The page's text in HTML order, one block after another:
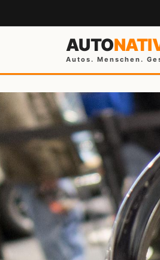
AUTO
Autos. Menschen.